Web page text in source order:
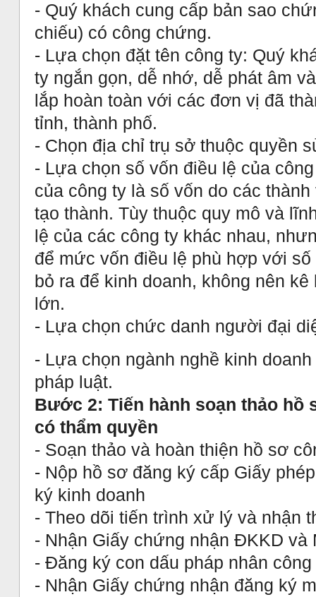
- Quý khách cung cấp bản sao
chiếu) có công chứng.
- Lựa chọn đặt tên công ty: Quý
ty ngắn gọn, dễ nhớ, dễ phát âm
lắp hoàn toàn với các đơn vị đã
tỉnh, thành phố.
- Chọn địa chỉ trụ sở thuộc quyền
- Lựa chọn số vốn điều lệ của
của công ty là số vốn do các
tạo thành. Tùy thuộc quy mô và
lệ của các công ty khác nhau,
để mức vốn điều lệ phù hợp với
bỏ ra để kinh doanh, không nên
lớn.
- Lựa chọn chức danh người đại
- Lựa chọn ngành nghề kinh
pháp luật.
Bước 2: Tiến hành soạn thảo hồ
có thẩm quyền
- Soạn thảo và hoàn thiện hồ sơ
- Nộp hồ sơ đăng ký cấp Giấy
ký kinh doanh
- Theo dõi tiến trình xử lý và nhận
- Nhận Giấy chứng nhận ĐKKD và
- Đăng ký con dấu pháp nhân
- Nhận Giấy chứng nhận đăng ký